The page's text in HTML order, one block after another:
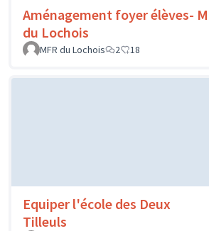
Aménagement foyer élèves-
du Lochois
MFR du Lochois
2 18
Equiper l'école des Deux
Tilleuls